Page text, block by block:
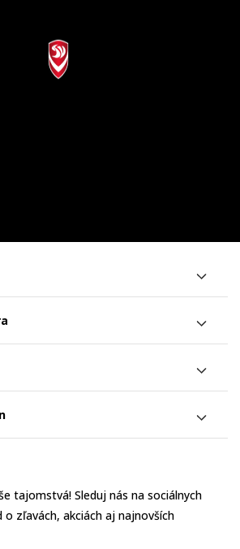
tajomstvá! Sleduj nás na sociálnych
o zľavách, akciách aj najnovších